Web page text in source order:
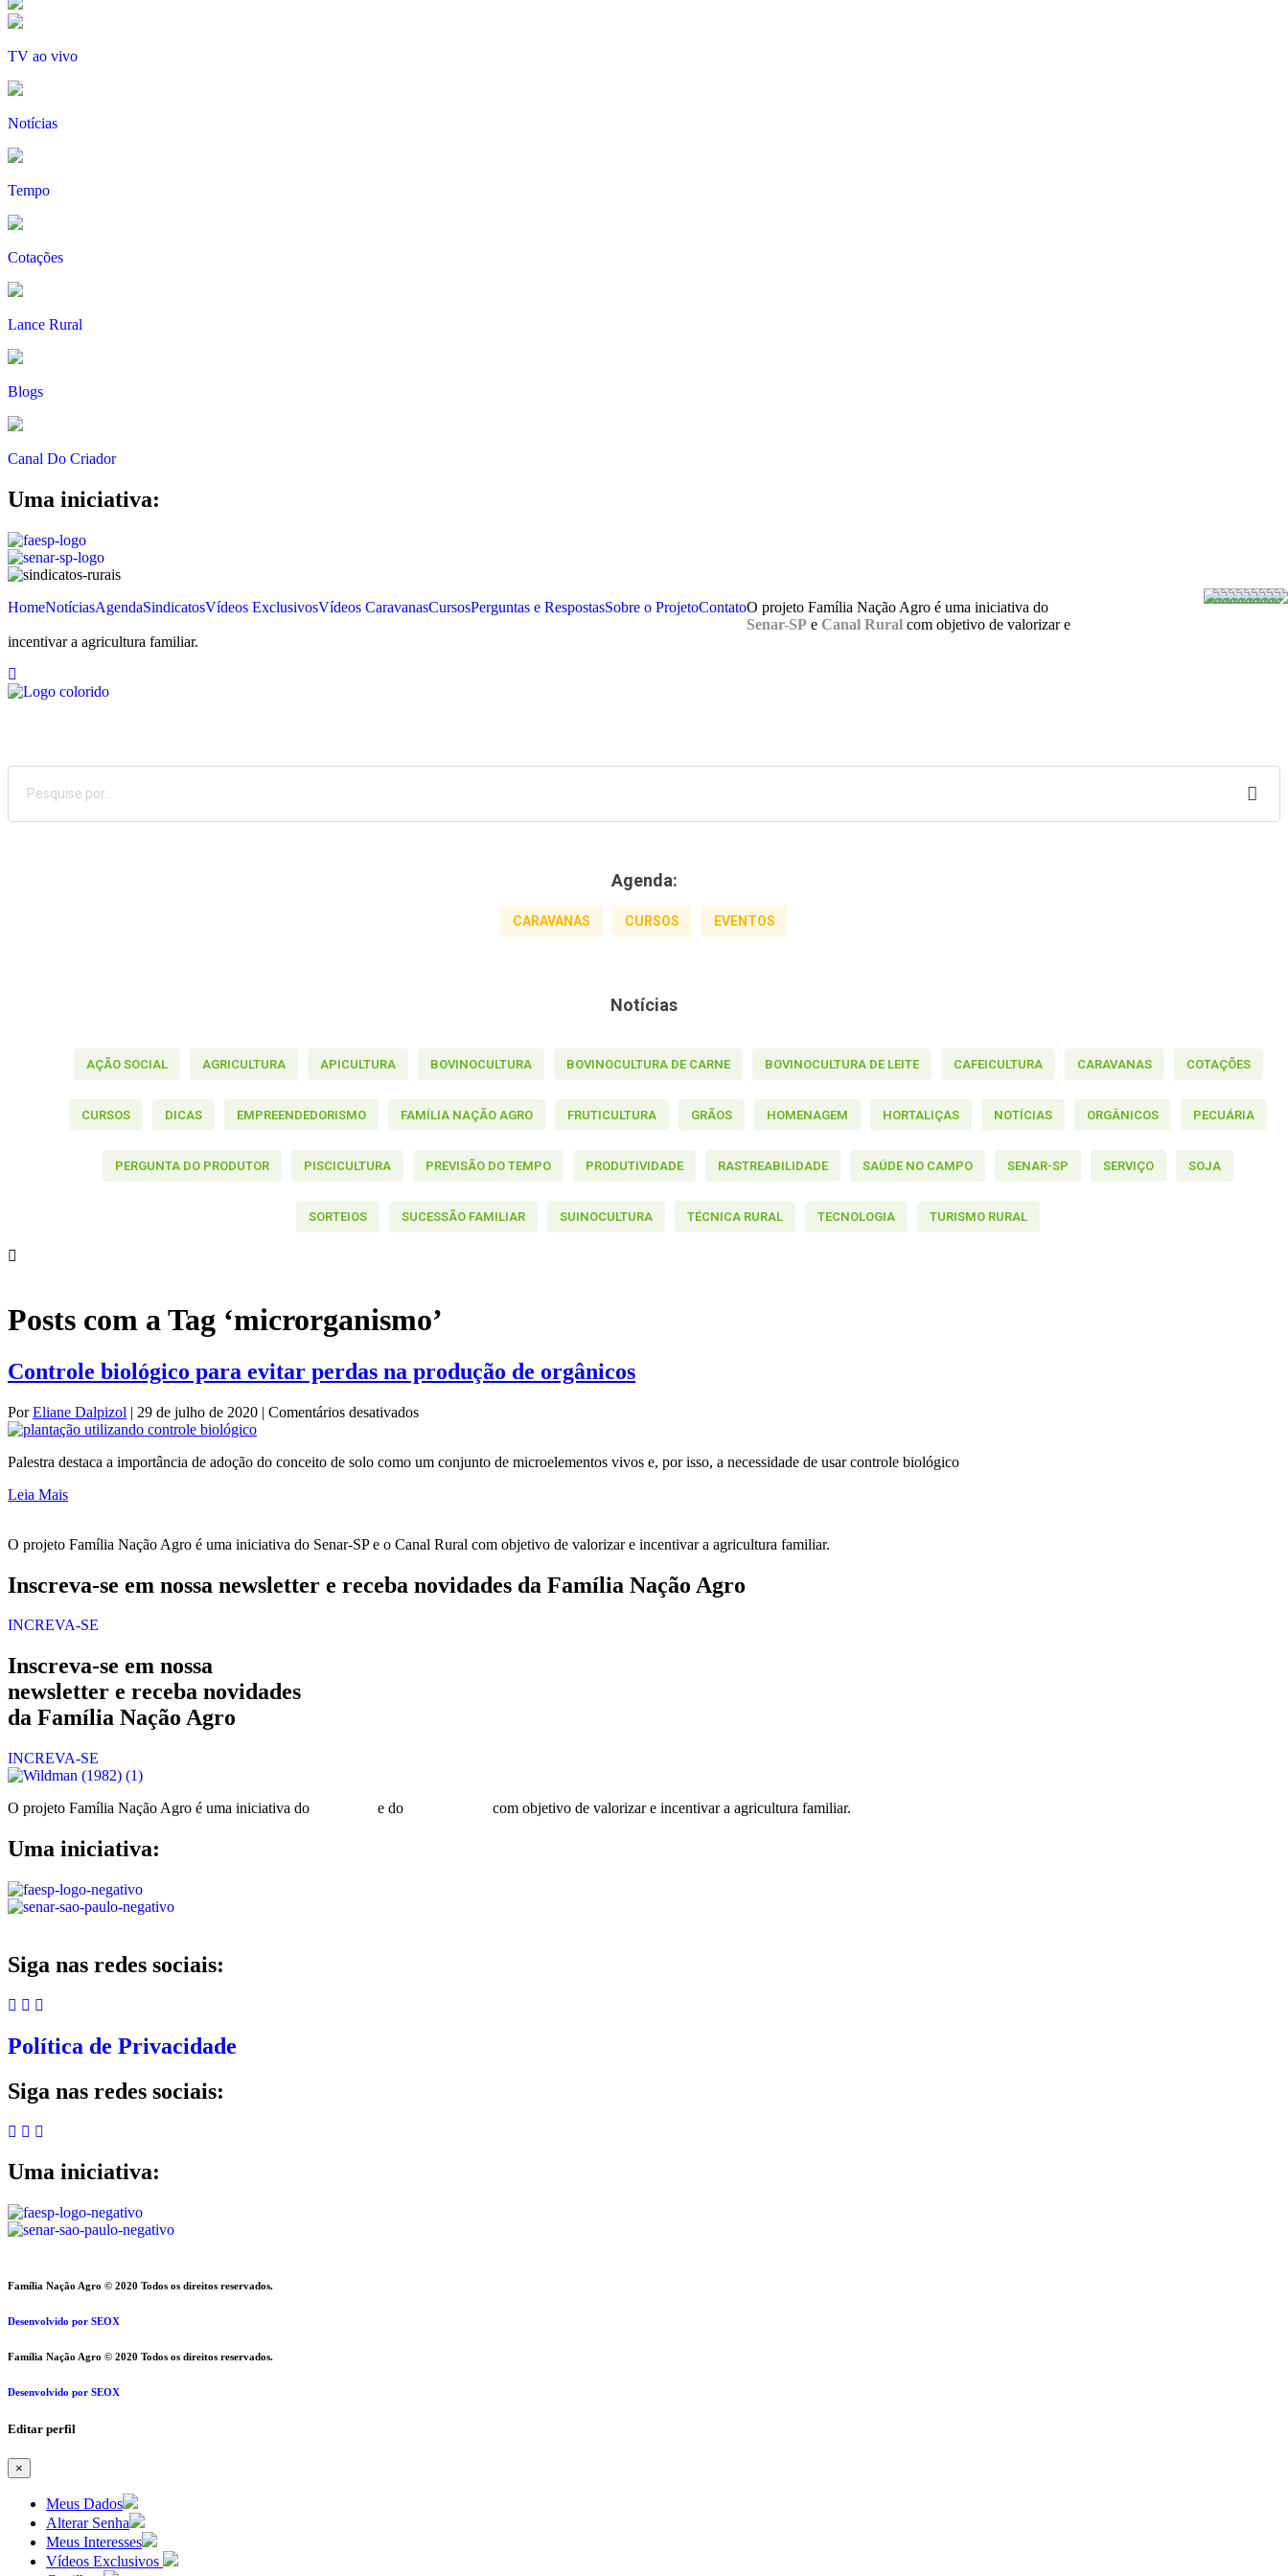
TV ao vivo
Notícias
Tempo
Cotações
Lance Rural
Blogs
Canal Do Criador
Uma iniciativa:
HomeNotíciasAgendaSindicatosVídeos ExclusivosVídeos CaravanasCursosPerguntas e RespostasSobre o ProjetoContatoO projeto Família Nação Agro é uma iniciativa do
Senar-SP e Canal Rural com objetivo de valorizar e
incentivar a agricultura familiar.
Agenda:
CARAVANAS CURSOS EVENTOS
Notícias
AÇÃO SOCIAL AGRICULTURA APICULTURA BOVINOCULTURA BOVINOCULTURA DE CARNE BOVINOCULTURA DE LEITE CAFEICULTURA CARAVANAS COTAÇÕES
CURSOS DICAS EMPREENDEDORISMO FAMÍLIA NAÇÃO AGRO FRUTICULTURA GRÃOS HOMENAGEM HORTALIÇAS NOTÍCIAS ORGÂNICOS PECUÁRIA
PERGUNTA DO PRODUTOR PISCICULTURA PREVISÃO DO TEMPO PRODUTIVIDADE RASTREABILIDADE SAÚDE NO CAMPO SENAR-SP SERVIÇO SOJA
SORTEIOS SUCESSÃO FAMILIAR SUINOCULTURA TÉCNICA RURAL TECNOLOGIA TURISMO RURAL
Posts com a Tag ‘microrganismo’
Controle biológico para evitar perdas na produção de orgânicos
PorEliane Dalpizol | 29 de julho de 2020 | Comentários desativadosem
para
de
Palestra destaca a importância de adoção do conceito de solo como um conjunto de microelementos vivos e, por isso, a necessidade de usar controle biológico
Leia Mais
O projeto Família Nação Agro é uma iniciativa do Senar-SP e o Canal Rural com objetivo de valorizar e incentivar a agricultura familiar.
Inscreva-se em nossa newsletter e receba novidades da Família Nação Agro
INCREVA-SE
Inscreva-se em nossa
newsletter e receba novidades
da Família Nação Agro
INCREVA-SE
O projeto Família Nação Agro é uma iniciativa do e do com objetivo de valorizar e incentivar a agricultura familiar.
Uma iniciativa:
Siga nas redes sociais:
Política de Privacidade
Siga nas redes sociais:
Uma iniciativa:
Família Nação Agro © 2020 Todos os direitos reservados.
Desenvolvido por SEOX
Família Nação Agro © 2020 Todos os direitos reservados.
Desenvolvido por SEOX
Editar perfil
×
Meus Dados
Alterar Senha
Meus Interesses
Vídeos Exclusivos